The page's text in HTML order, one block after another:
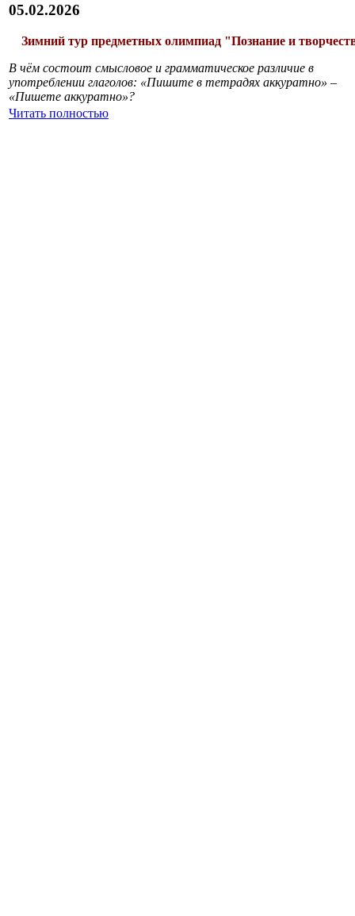
05.02.2026
Зимний тур предметных олимпиад "Познание и
В чём состоит смысловое и грамматическое различие в
употреблении глаголов: «Пишите в тетрадях аккуратно» –
«Пишете аккуратно»?
Читать полностью